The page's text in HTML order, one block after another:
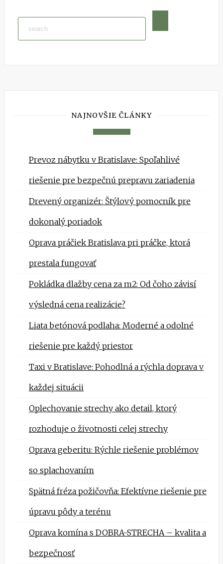
článku
NAJNOVŠIE ČLÁNKY
Prevoz nábytku v Bratislave: Spoľahlivé
riešenie pre bezpečnú prepravu zariadenia
Drevený organizér: Štýlový pomocník pre
dokonalý poriadok
Oprava práčiek Bratislava pri práčke, ktorá
prestala fungovať
Pokládka dlažby cena za m2: Od čoho závisí
výsledná cena realizácie?
Liata betónová podlaha: Moderné a odolné
riešenie pre každý priestor
Taxi v Bratislave: Pohodlná a rýchla doprava v
každej situácii
Oplechovanie strechy ako detail, ktorý
rozhoduje o životnosti celej strechy
Oprava geberitu: Rýchle riešenie problémov
so splachovaním
Spätná fréza požičovňa: Efektívne riešenie pre
úpravu pôdy a terénu
Oprava komína s DOBRA-STRECHA – kvalita a
bezpečnosť